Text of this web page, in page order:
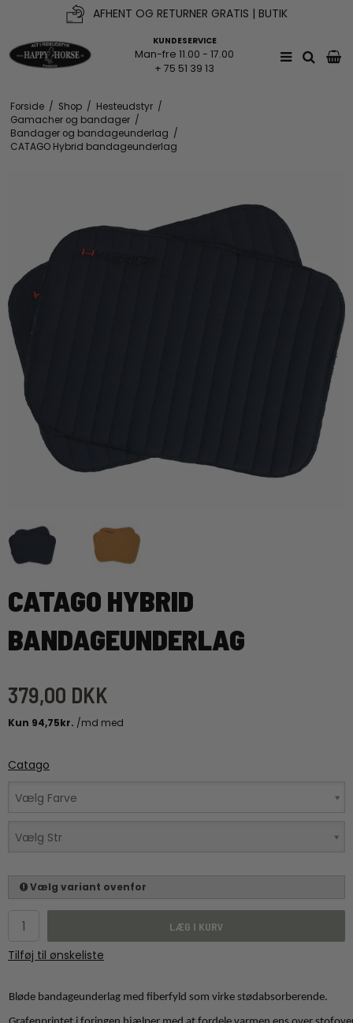
AFHENT OG RETURNER GRATIS | BUTIK
FRI FRAGT V. KØB OVER 500KR*
KUNDESERVICE
Man-fre 11.00 - 17.00
+ 75 51 39 13
Forside / Shop / Hesteudstyr /
Gamacher og bandager /
Bandager og bandageunderlag /
CATAGO Hybrid bandageunderlag
CATAGO HYBRID
BANDAGEUNDERLAG
379,00 DKK
Catago
Vælg Farve
Vælg Str
Vælg variant ovenfor
LÆG I KURV
Tilføj til ønskeliste
Bløde bandageunderlag med fiberfyld som virke stødabsorberende.